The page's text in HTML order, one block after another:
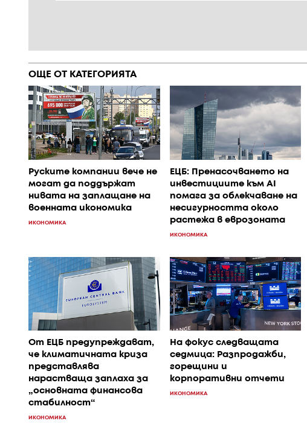
ОЩЕ ОТ КАТЕГОРИЯТА
Руските компании вече не
могат да поддържат
нивата на заплащане на
военната икономика
ИКОНОМИКА
ЕЦБ: Пренасочването на
инвестициите към AI
помага за облекчаване на
несигурността около
растежа в еврозоната
ИКОНОМИКА
От ЕЦБ предупреждават,
че климатичната криза
представлява
нарастваща заплаха за
„основната финансова
стабилност“
ИКОНОМИКА
На фокус следващата
седмица: Разпродажби,
горещини и
корпоративни отчети
ИКОНОМИКА